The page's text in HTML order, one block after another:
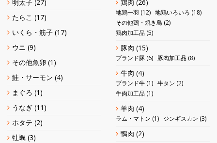
明太子 (27)
たらこ (17)
いくら・筋子 (17)
ウニ (9)
その他魚卵 (1)
鮭・サーモン (4)
まぐろ (1)
うなぎ (11)
ホタテ (2)
牡蠣 (3)
鶏肉 (26)
地鶏一羽 (12) 地鶏いろいろ (18)
その他鶏・焼き鳥 (2)
鶏肉加工品 (5)
豚肉 (15)
ブランド豚 (6) 豚肉加工品 (8)
牛肉 (4)
ブランド牛 (1) 牛タン (2)
牛肉加工品 (1)
羊肉 (4)
ラム・マトン (1) ジンギスカン (3)
鴨肉 (2)